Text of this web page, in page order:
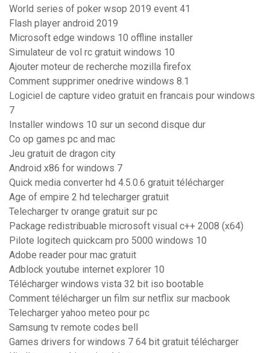
World series of poker wsop 2019 event 41
Flash player android 2019
Microsoft edge windows 10 offline installer
Simulateur de vol rc gratuit windows 10
Ajouter moteur de recherche mozilla firefox
Comment supprimer onedrive windows 8.1
Logiciel de capture video gratuit en francais pour windows
7
Installer windows 10 sur un second disque dur
Co op games pc and mac
Jeu gratuit de dragon city
Android x86 for windows 7
Quick media converter hd 4.5.0.6 gratuit télécharger
Age of empire 2 hd telecharger gratuit
Telecharger tv orange gratuit sur pc
Package redistribuable microsoft visual c++ 2008 (x64)
Pilote logitech quickcam pro 5000 windows 10
Adobe reader pour mac gratuit
Adblock youtube internet explorer 10
Télécharger windows vista 32 bit iso bootable
Comment télécharger un film sur netflix sur macbook
Telecharger yahoo meteo pour pc
Samsung tv remote codes bell
Games drivers for windows 7 64 bit gratuit télécharger